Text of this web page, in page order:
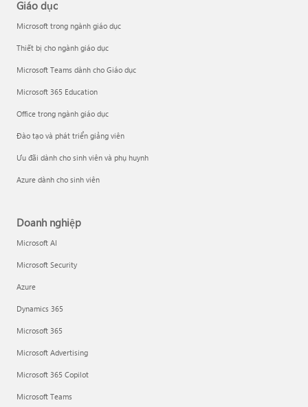
Giáo dục
Microsoft trong ngành giáo dục
Thiết bị cho ngành giáo dục
Microsoft Teams dành cho Giáo dục
Microsoft 365 Education
Office trong ngành giáo dục
Đào tạo và phát triển giảng viên
Ưu đãi dành cho sinh viên và phụ huynh
Azure dành cho sinh viên
Doanh nghiệp
Microsoft AI
Microsoft Security
Azure
Dynamics 365
Microsoft 365
Microsoft Advertising
Microsoft 365 Copilot
Microsoft Teams